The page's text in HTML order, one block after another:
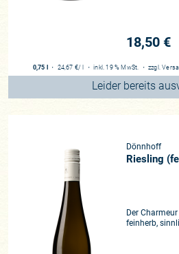
18,50 €
0,75 l ・ 24,67 €/ l ・inkl. 19 % MwSt. ・ zzgl.
Leider bereits
Dönnhoff
Riesling
Der
feinherb,